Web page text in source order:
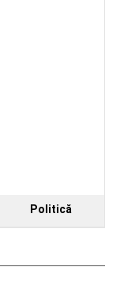
„Armonii în
Politică